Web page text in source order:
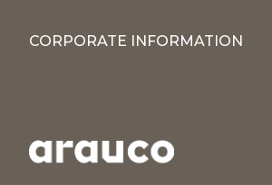
CORPORATE INFORMATION